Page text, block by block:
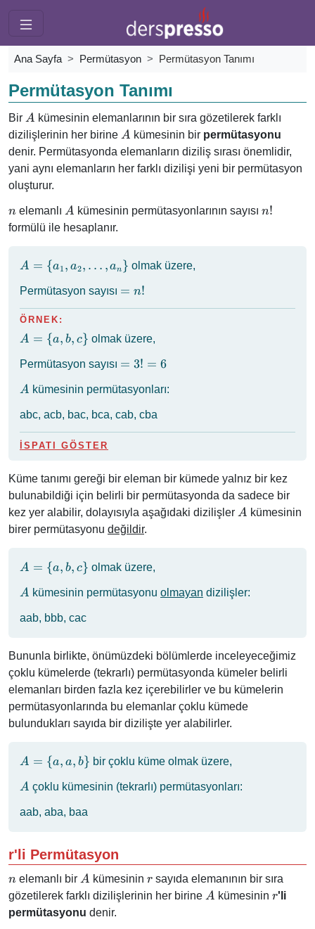
Ana Sayfa Permütasyon Permütasyon Tanımı
Permütasyon Tanımı
Bir A
A kümesinin elemanlarının bir sıra gözetilerek farklı
dizilişlerinin her birine A
A kümesinin bir permütasyonu
denir. Permütasyonda elemanların diziliş sırası önemlidir,
yani aynı elemanların her farklı dizilişi yeni bir permütasyon
oluşturur.
n
n elemanlı A
A kümesinin permütasyonlarının sayısı n!
n!
formülü ile hesaplanır.
A = \
a_2,
\ldots,
a_n \}
A = {a1 , a2, … , an} olmak üzere,
Permütasyon sayısı =
n!
= n!
ÖRNEK:
A
\
{a,
b,
c\}
A = {a, b, c} olmak üzere,
Permütasyon sayısı =
=
= 3! = 6
A
A kümesinin permütasyonları:
abc, acb, bac, bca, cab, cba
İSPATI GÖSTER
Küme tanımı gereği bir eleman bir kümede yalnız bir kez
bulunabildiği için belirli bir permütasyonda da sadece bir
kez yer alabilir, dolayısıyla aşağıdaki dizilişler A
A kümesinin
birer permütasyonu değildir.
A
\
{a,
b,
A = {a, b, c} olmak üzere,
A
A kümesinin permütasyonu olmayan dizilişler:
aab, bbb, cac
Bununla birlikte, önümüzdeki bölümlerde inceleyeceğimiz
çoklu kümelerde (tekrarlı) permütasyonda kümeler belirli
elemanları birden fazla kez içerebilirler ve bu kümelerin
permütasyonlarında bu elemanlar çoklu kümede
bulundukları sayıda bir dizilişte yer alabilirler.
A
{a,
b\}
A = {a, a, b} bir çoklu küme olmak üzere,
A
A çoklu kümesinin (tekrarlı) permütasyonları:
aab, aba, baa
r'li Permütasyon
n
n elemanlı bir A
A kümesinin r
r sayıda elemanının bir sıra
gözetilerek farklı dizilişlerinin her birine A
A kümesinin r
r'li
permütasyonu denir.